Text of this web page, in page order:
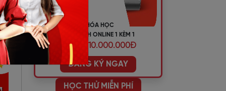
KHÓA HỌC
TIẾNG ANH ONLINE 1 KÈM 1
ƯU ĐÃI 10.000.000Đ
ĐĂNG KÝ NGAY
HỌC THỬ MIỄN PHÍ